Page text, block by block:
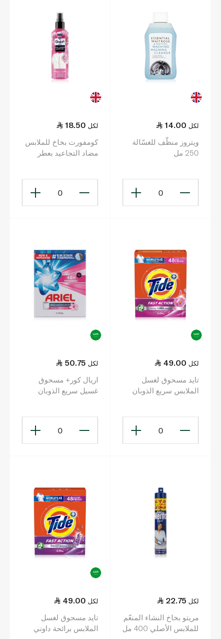
14.00 لكل
ويتروز منظّف للغسّالة
250 مل
0
18.50 لكل
كومفورت بخاخ للملابس
مضاد التجاعيد بعطر
0
49.00 لكل
تايد مسحوق لغسل
الملابس سريع الذوبان
0
50.75 لكل
اريال كور+ مسحوق
غسيل سريع الذوبان
0
22.75 لكل
مريتو بخاخ النشاء المنعّم
للملابس الأصلي 400 مل
49.00 لكل
تايد مسحوق لغسل
الملابس برائحة داوني